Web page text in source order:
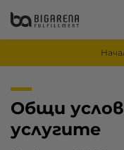
ЗА НАС
Общи
услугите